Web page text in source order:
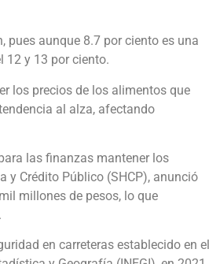
pues aunque 8.7 por ciento es una
12 y 13 por ciento.
los precios de los alimentos que
al alza, afectando
las finanzas mantener los
y Crédito Público (SHCP), anunció
millones de pesos, lo que
en carreteras establecido en el